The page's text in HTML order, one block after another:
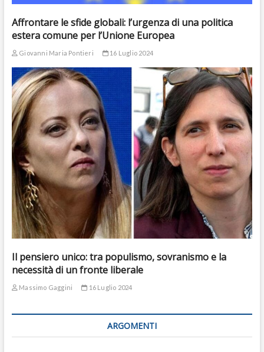
Affrontare le sfide globali: l’urgenza di una politica
estera comune per l’Unione Europea
Giovanni Maria Pontieri 16 Luglio 2024
Il pensiero unico: tra populismo, sovranismo e la
necessità di un fronte liberale
Massimo Gaggini 16 Luglio 2024
ARGOMENTI